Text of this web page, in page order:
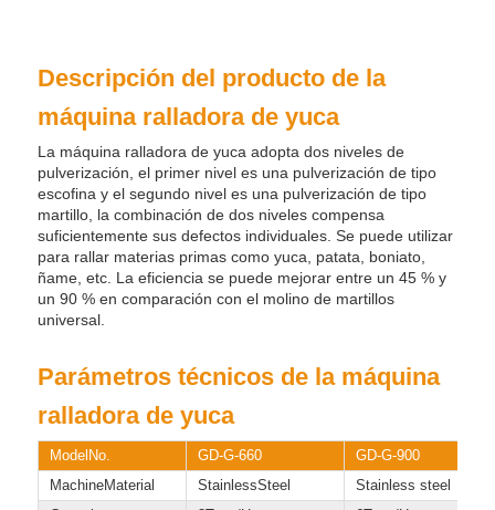
Descripción del producto de la
máquina ralladora de yuca
La máquina ralladora de yuca adopta dos niveles de
pulverización, el primer nivel es una pulverización de tipo
escofina y el segundo nivel es una pulverización de tipo
martillo, la combinación de dos niveles compensa
suficientemente sus defectos individuales. Se puede utilizar
para rallar materias primas como yuca, patata, boniato,
ñame, etc. La eficiencia se puede mejorar entre un 45 % y
un 90 % en comparación con el molino de martillos
universal.
Parámetros técnicos de la máquina
ralladora de yuca
ModelNo. GD-G-660
GD-G-900
MachineMaterial
StainlessSteel
Stainless steel